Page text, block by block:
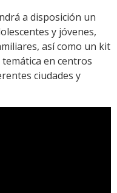
a disposición un
y jóvenes,
así como un kit
en centros
ciudades y